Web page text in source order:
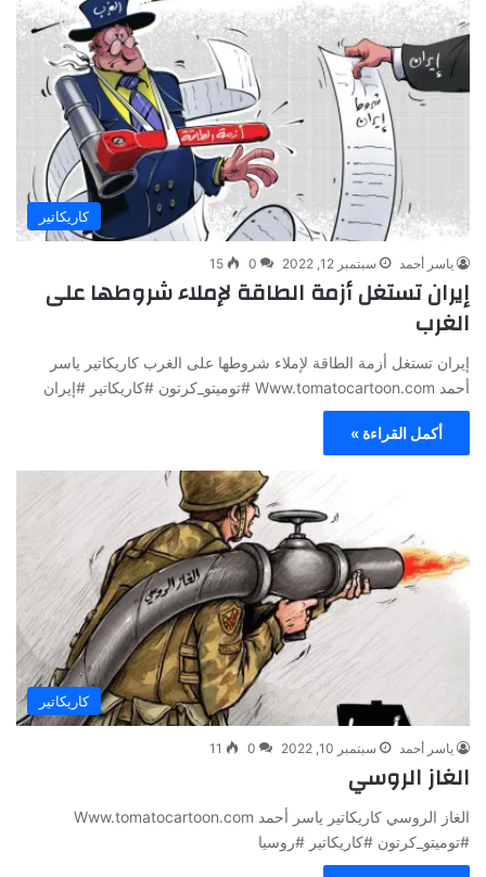
كاريكاتير
ياسر أحمد سبتمبر 12, 2022 0
15
إيران تستغل أزمة الطاقة لإملاء شروطها على
الغرب
إيران تستغل أزمة الطاقة لإملاء شروطها على الغرب كاريكاتير ياسر
أحمد Www.tomatocartoon.com #توميتو_كرتون #كاريكاتير #إيران
أكمل القراءة »
كاريكاتير
ياسر أحمد سبتمبر 10, 2022 0
11
الغاز الروسي
الغاز الروسي كاريكاتير ياسر أحمد Www.tomatocartoon.com
#توميتو_كرتون #كاريكاتير #روسيا